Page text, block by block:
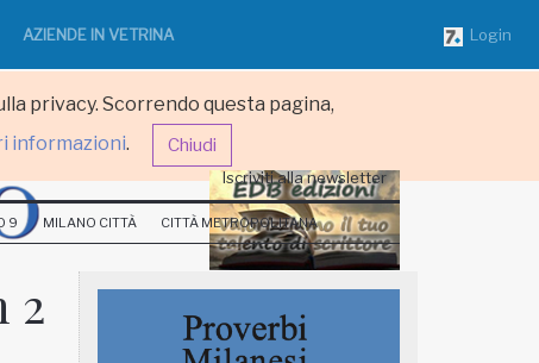
privacy. Scorrendo questa pagina,
informazioni. Chiudi
AZIENDE IN VETRINA Login
Iscriviti alla newsletter
9 MILANO CITTÀ CITTÀ METROPOLITANA
2